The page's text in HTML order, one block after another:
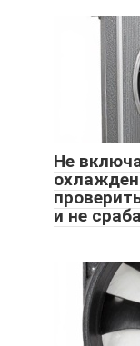
Не
и не